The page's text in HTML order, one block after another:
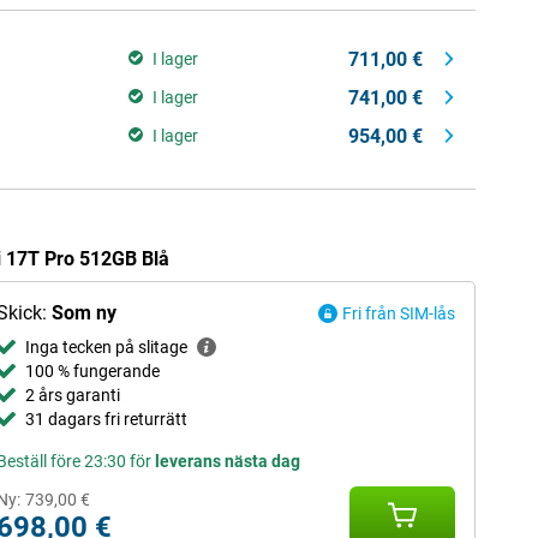
I lager 711,00 €
I lager 741,00 €
I lager 954,00 €
Pro 512GB Blå
Som ny
Fri från SIM-lås
Inga tecken på slitage
100 % fungerande
2 års garanti
31 dagars fri returrätt
före 23:30 för leverans nästa dag
739,00 €
€